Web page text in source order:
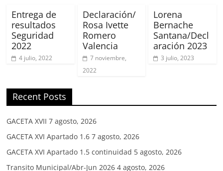
Entrega de
resultados
Seguridad
2022
4 julio, 2022
Declaración/
Rosa Ivette
Romero
Valencia
7 noviembre,
2022
Lorena
Bernache
Santana/Decl
aración 2023
3 julio, 2023
Recent Posts
GACETA XVII 7 agosto, 2026
GACETA XVI Apartado 1.6 7 agosto, 2026
GACETA XVI Apartado 1.5 continuidad 5 agosto, 2026
Transito Municipal/Abr-Jun 2026 4 agosto, 2026